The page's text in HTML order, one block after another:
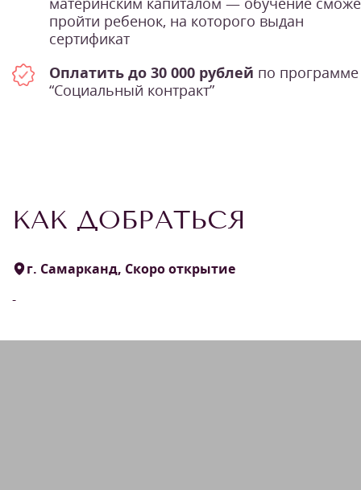
пройти ребенок, на которого выдан
сертификат
Оплатить до 30 000 рублей по программе
“Социальный контракт”
КАК ДОБРАТЬСЯ
г. Самарканд, Скоро открытие
-